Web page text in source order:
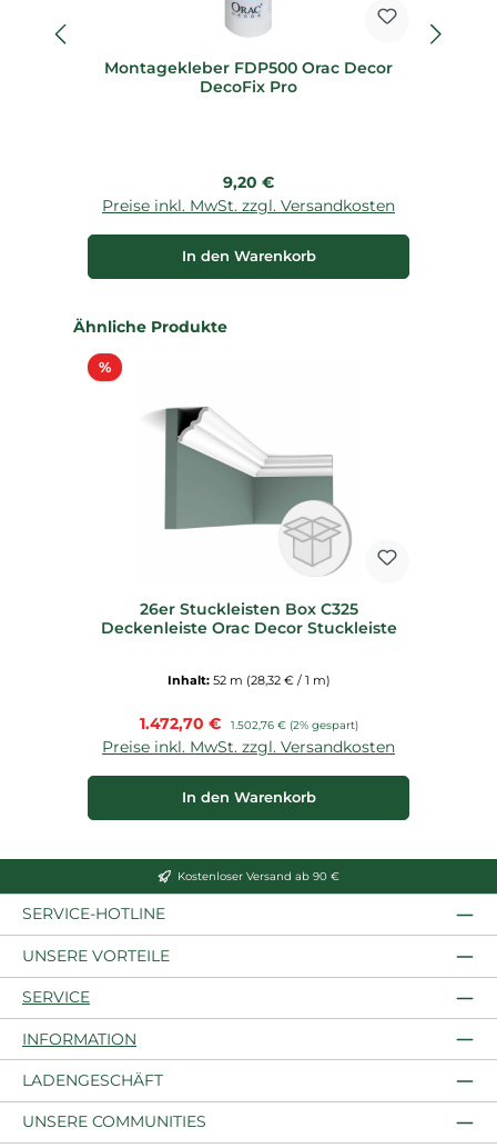
Montagekleber FDP500 Orac Decor
DecoFix Pro
Regulärer Preis:
9,20 €
Preise inkl. MwSt. zzgl. Versandkosten
In den Warenkorb
Produktgalerie überspringen
Ähnliche Produkte
%Rabatt
26er Stuckleisten Box C325
Deckenleiste Orac Decor Stuckleiste
Inhalt: 52 m (28,32 € / 1 m)
Verkaufspreis:
1.472,70 € Regulärer Preis:
1.502,76 € (2% gespart)
Preise inkl. MwSt. zzgl. Versandkosten
In den Warenkorb
Kostenloser Versand ab 90 €
SERVICE-HOTLINE
UNSERE VORTEILE
SERVICE
INFORMATION
LADENGESCHÄFT
UNSERE COMMUNITIES